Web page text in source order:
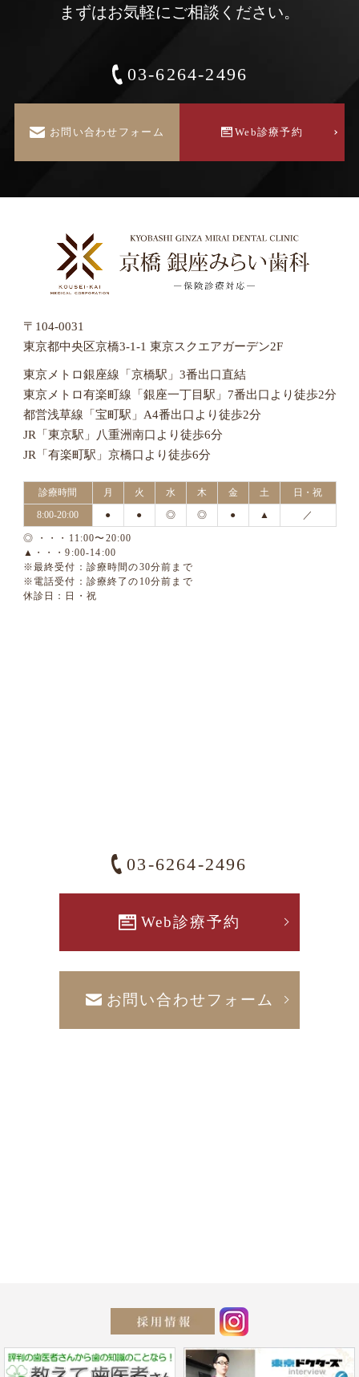
まずはお気軽にご相談ください。
03-6264-2496
お問い合わせフォーム Web診療予約
〒104-0031
東京都中央区京橋3-1-1 東京スクエアガーデン2F
東京メトロ銀座線「京橋駅」3番出口直結
東京メトロ有楽町線「銀座一丁目駅」7番出口より徒歩2分
都営浅草線「宝町駅」A4番出口より徒歩2分
JR「東京駅」八重洲南口より徒歩6分
JR「有楽町駅」京橋口より徒歩6分
診療時間 月 火 水 木 金 土
日・祝
8:00-20:00
● ● ◎ ◎ ● ▲ ／
◎ ・・・11:00〜20:00
▲・・・9:00-14:00
※最終受付：診療時間の30分前まで
※電話受付：診療終了の10分前まで
休診日：日・祝
03-6264-2496
Web診療予約
お問い合わせフォーム